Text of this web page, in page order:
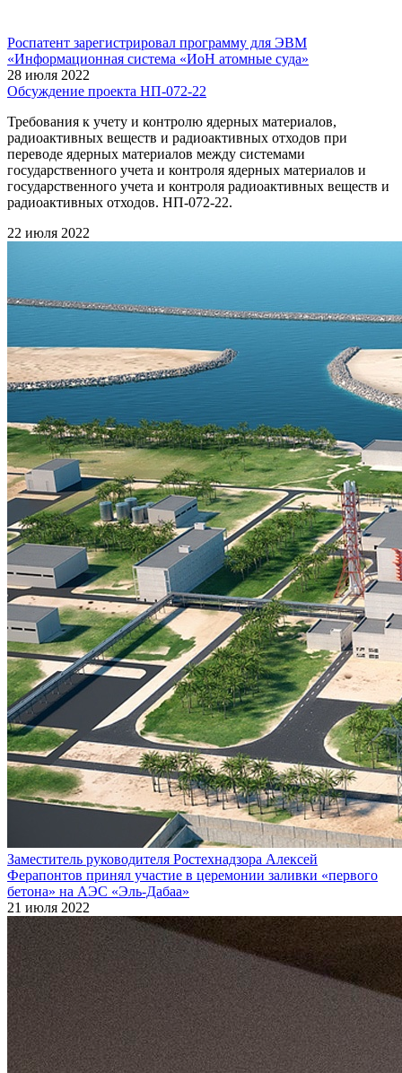
Роспатент зарегистрировал программу для ЭВМ
«Информационная система «ИоН атомные суда»
28 июля 2022
Обсуждение проекта НП-072-22
Требования к учету и контролю ядерных материалов,
радиоактивных веществ и радиоактивных отходов при
переводе ядерных материалов между системами
государственного учета и контроля ядерных материалов и
государственного учета и контроля радиоактивных веществ и
радиоактивных отходов. НП-072-22.
22 июля 2022
Заместитель руководителя Ростехнадзора Алексей
Ферапонтов принял участие в церемонии заливки «первого
бетона» на АЭС «Эль-Дабаа»
21 июля 2022